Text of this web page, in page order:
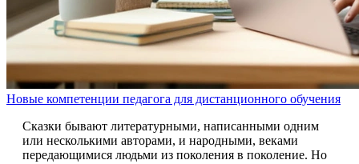
Новые компетенции педагога для дистанционного обучения
Сказки бывают литературными, написанными одним
или несколькими авторами, и народными, веками
передающимися людьми из поколения в поколение. Но